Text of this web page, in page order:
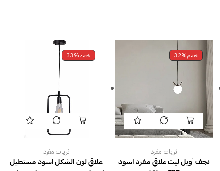
خصم32%
ثريات مفرد
نجف أوبل ليت علاقي مفرد اسود
خصم33%
ثريات مفرد
علاقي لون الشكل اسود مستطيل